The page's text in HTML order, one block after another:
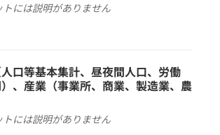
トには説明がありません
口等基本集計、昼夜間人口、労働
、産業（事業所、商業、製造業、農
トには説明がありません